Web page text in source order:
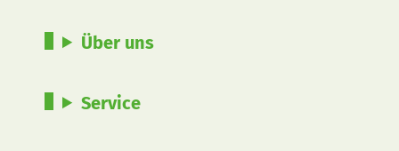
Über uns
Service